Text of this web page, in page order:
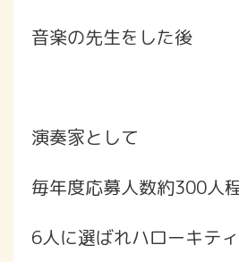
音楽の先生をした後
演奏家として
毎年度応募人数約300人
6人に選ばれハローキテ